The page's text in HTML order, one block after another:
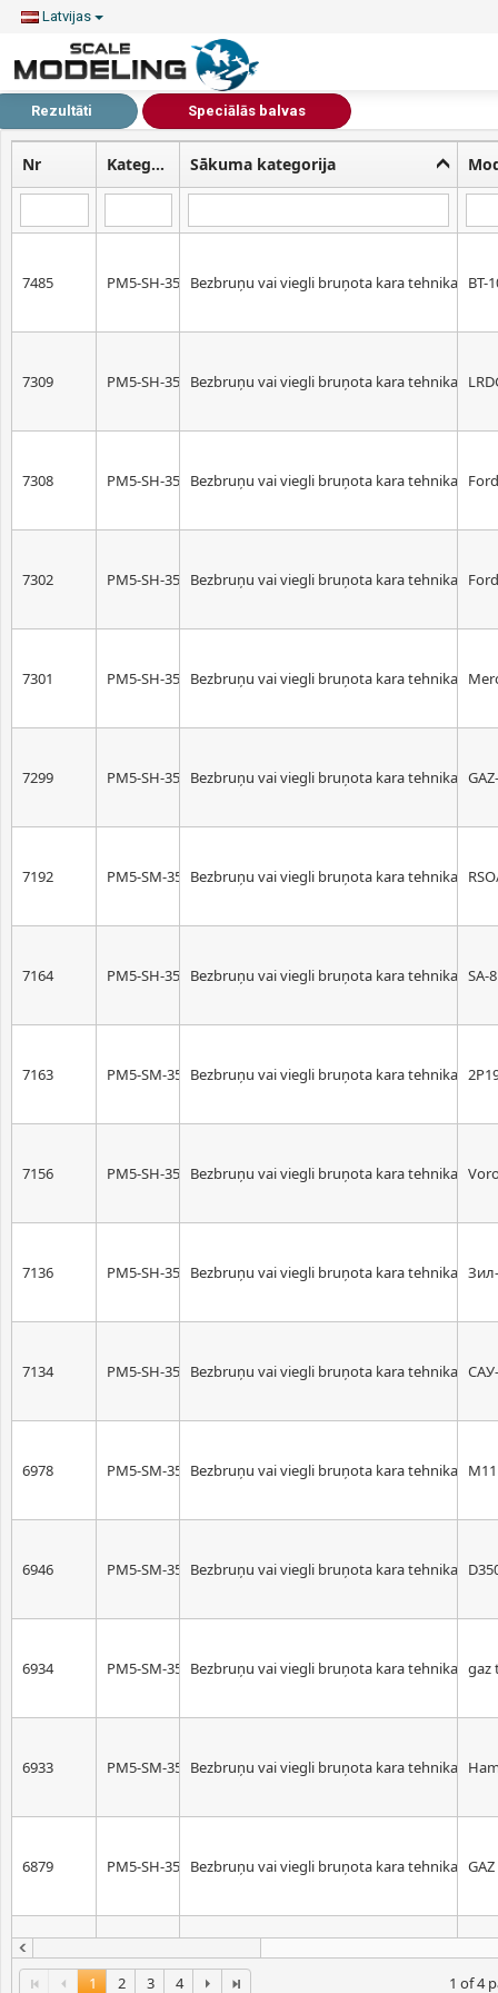
Latvijas
Rezultāti Speciālās balvas
Nr Kategorijas kods Sākuma kategorija
7485 PM5-SH-35 Bezbruņu vai viegli bruņota kara tehnika. BT-
7309 PM5-SH-35 Bezbruņu vai viegli bruņota kara tehnika.
7308 PM5-SH-35 Bezbruņu vai viegli bruņota kara tehnika.
7302 PM5-SH-35 Bezbruņu vai viegli bruņota kara tehnika.
7301 PM5-SH-35 Bezbruņu vai viegli bruņota kara tehnika.
7299 PM5-SH-35 Bezbruņu vai viegli bruņota kara tehnika.
7192 PM5-SM-35 Bezbruņu vai viegli bruņota kara tehnika.
7164 PM5-SH-35 Bezbruņu vai viegli bruņota kara tehnika. SA-
7163 PM5-SM-35 Bezbruņu vai viegli bruņota kara tehnika.
7156 PM5-SH-35 Bezbruņu vai viegli bruņota kara tehnika.
7136 PM5-SH-35 Bezbruņu vai viegli bruņota kara tehnika.
7134 PM5-SH-35 Bezbruņu vai viegli bruņota kara tehnika.
6978 PM5-SM-35 Bezbruņu vai viegli bruņota kara tehnika.
6946 PM5-SM-35 Bezbruņu vai viegli bruņota kara tehnika.
6934 PM5-SM-35 Bezbruņu vai viegli bruņota kara tehnika. gaz
6933 PM5-SM-35 Bezbruņu vai viegli bruņota kara tehnika.
6879 PM5-SH-35 Bezbruņu vai viegli bruņota kara tehnika.
6858 PM5-SM-35 Bezbruņu vai viegli bruņota kara tehnika.
1
2 3 4 1 of 4